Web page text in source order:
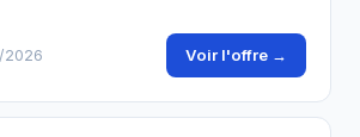
2026 Voir l'offre →